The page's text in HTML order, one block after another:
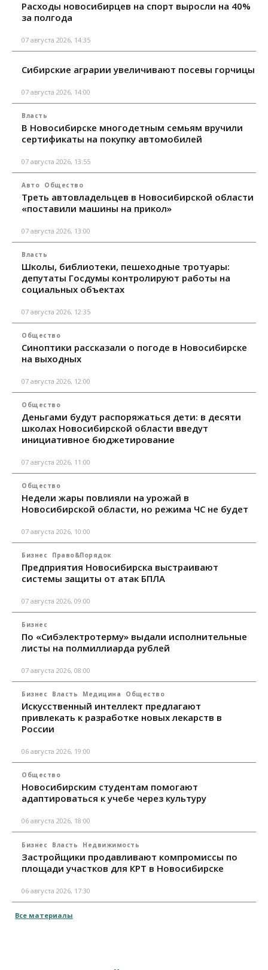
Расходы новосибирцев на спорт выросли на 40%
за полгода
07 августа 2026, 14:35
Сибирские аграрии увеличивают посевы горчицы
07 августа 2026, 14:00
Власть
В Новосибирске многодетным семьям вручили
сертификаты на покупку автомобилей
07 августа 2026, 13:55
Авто Общество
Треть автовладельцев в Новосибирской области
«поставили машины на прикол»
07 августа 2026, 13:00
Власть
Школы, библиотеки, пешеходные тротуары:
депутаты Госдумы контролируют работы на
социальных объектах
07 августа 2026, 12:35
Общество
Синоптики рассказали о погоде в Новосибирске
на выходных
07 августа 2026, 12:00
Общество
Деньгами будут распоряжаться дети: в десяти
школах Новосибирской области введут
инициативное бюджетирование
07 августа 2026, 11:00
Общество
Недели жары повлияли на урожай в
Новосибирской области, но режима ЧС не будет
07 августа 2026, 10:00
Бизнес Право&Порядок
Предприятия Новосибирска выстраивают
системы защиты от атак БПЛА
07 августа 2026, 09:00
Бизнес
По «Сибэлектротерму» выдали исполнительные
листы на полмиллиарда рублей
07 августа 2026, 08:00
Бизнес Власть Медицина Общество
Искусственный интеллект предлагают
привлекать к разработке новых лекарств в
России
06 августа 2026, 19:00
Общество
Новосибирским студентам помогают
адаптироваться к учебе через культуру
06 августа 2026, 18:00
Бизнес Власть Недвижимость
Застройщики продавливают компромиссы по
площади участков для КРТ в Новосибирске
06 августа 2026, 17:30
Все материалы